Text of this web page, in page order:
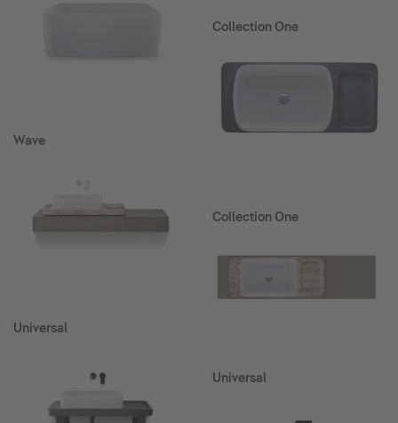
Wave
Universal
Collection One
Collection One
Universal